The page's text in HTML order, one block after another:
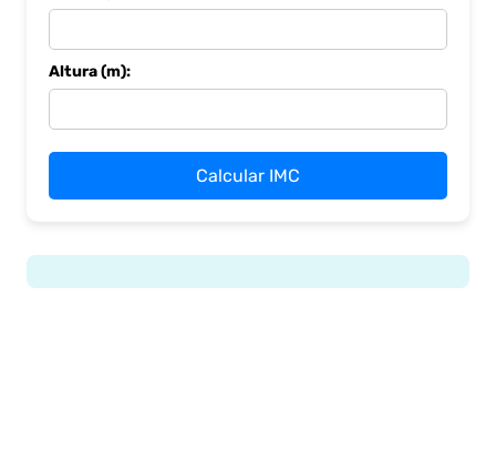
Altura (m):
Calcular IMC